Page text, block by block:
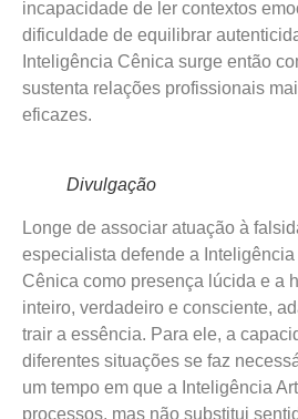
incapacidade de ler contextos
dificuldade de equilibrar
Inteligência Cênica surge então
sustenta relações profissionais
eficazes.
Divulgação
Longe de associar atuação à
especialista defende a Inteligência
Cênica como presença lúcida e a
inteiro, verdadeiro e consciente,
trair a essência. Para ele, a
diferentes situações se faz
um tempo em que a Inteligência
processos, mas não substitui